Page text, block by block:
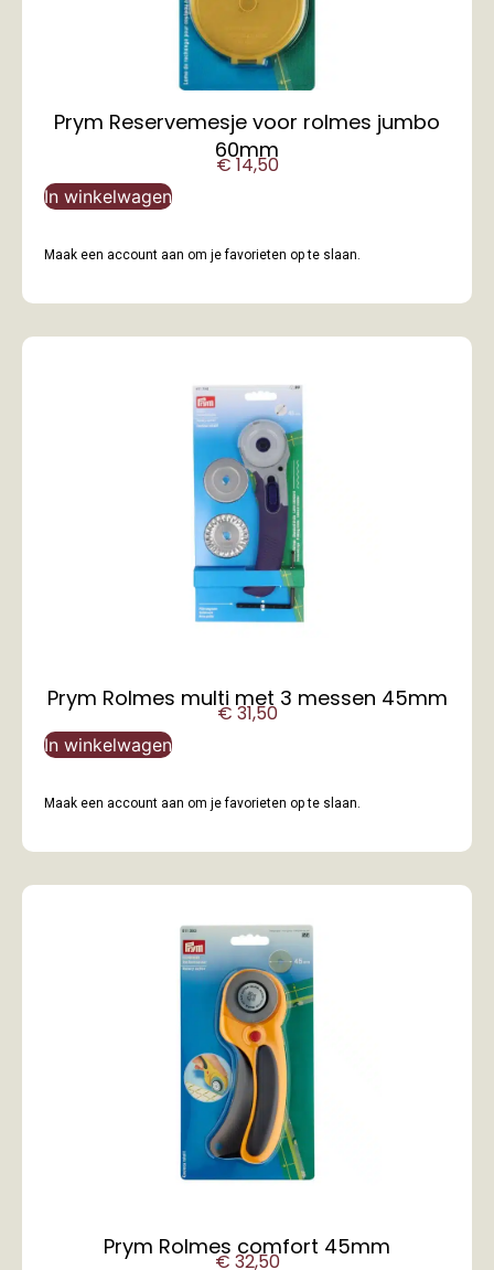
Prym Reservemesje voor rolmes jumbo
60mm
€14,50
In winkelwagen
Maak een account aan om je favorieten op te slaan.
Prym Rolmes multi met 3 messen 45mm
€31,50
In winkelwagen
Maak een account aan om je favorieten op te slaan.
Prym Rolmes comfort 45mm
€ 32,50